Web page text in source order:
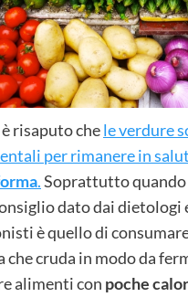
risaputo chele verdure
per rimanere in
.Soprattutto quando
dato dai dietologi
è quello di
che cruda in modo da
alimenti con poche